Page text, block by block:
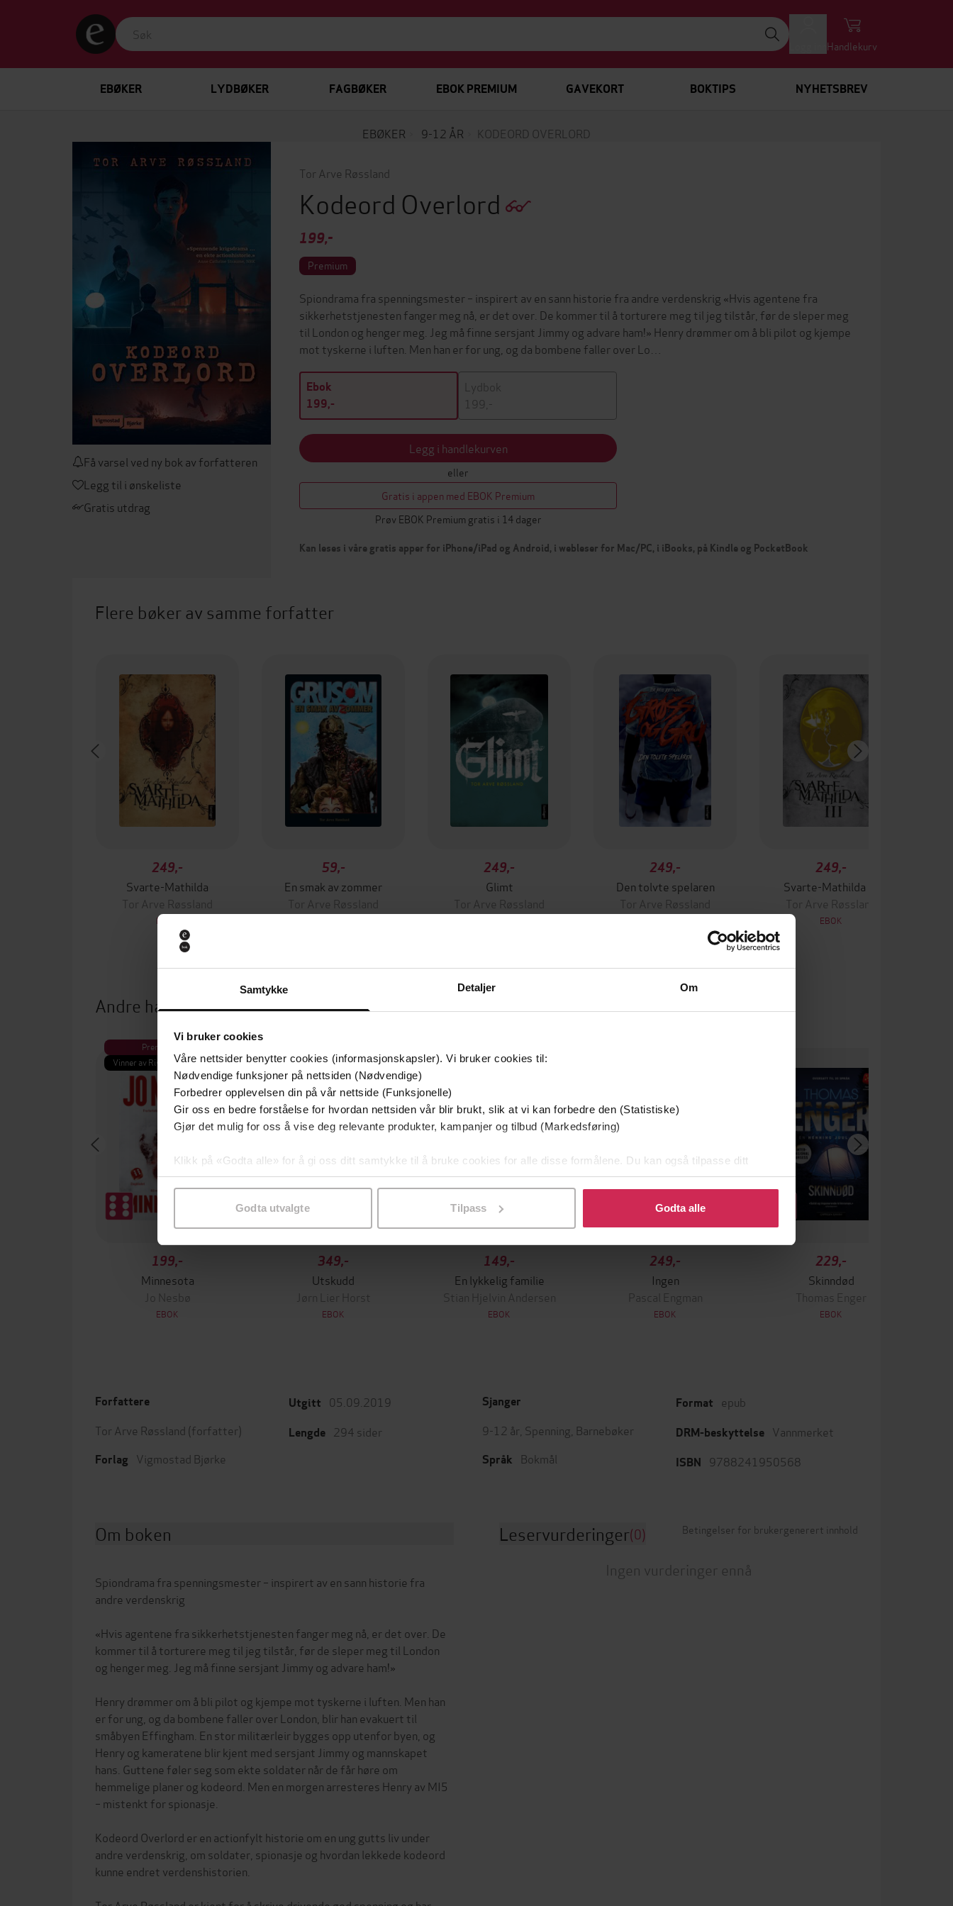
Samtykke Detaljer Om
Vi bruker cookies
Våre nettsider benytter cookies (informasjonskapsler). Vi bruker cookies til:
Nødvendige funksjoner på nettsiden (Nødvendige)
Forbedrer opplevelsen din på vår nettside (Funksjonelle)
Gir oss en bedre forståelse for hvordan nettsiden vår blir brukt, slik at vi kan forbedre den (Statistiske)
Gjør det mulig for oss å vise deg relevante produkter, kampanjer og tilbud (Markedsføring)
Klikk på «Godta alle» for å gi oss ditt samtykke til å bruke cookies for alle disse formålene. Du kan også tilpasse ditt
samtykke til spesifikke formål ved å klikke på «Tilpass». Du kan når som helst trekke tilbake eller endre ditt samtykke.
Godta utvalgte Tilpass Godta alle
Handlekurv
EBØKER LYDBØKER FAGBØKER EBOK PREMIUM GAVEKORT BOKTIPS NYHETSBREV
EBØKER 9-12 ÅR KODEORD OVERLORD
Få varsel ved ny bok av forfatteren
Legg til i ønskeliste
Gratis utdrag
Tor Arve Røssland
Kodeord Overlord
199,-
Premium
Spiondrama fra spenningsmester – inspirert av en sann historie fra andre verdenskrig «Hvis agentene fra
sikkerhetstjenesten fanger meg nå, er det over. De kommer til å torturere meg til jeg tilstår, før de sleper meg
til London og henger meg. Jeg må finne sersjant Jimmy og advare ham!» Henry drømmer om å bli pilot og kjempe
mot tyskerne i luften. Men han er for ung, og da bombene faller over Lo…
Ebok
199,-
Lydbok
199,-
Legg i handlekurven
eller
Gratis i appen med EBOK Premium
Prøv EBOK Premium gratis i 14 dager
Kan leses i våre gratis apper for iPhone/iPad og Android, i webleser for Mac/PC, i iBooks, på Kindle og PocketBook
Flere bøker av samme forfatter
249,-
Svarte-Mathilda
Tor Arve Røssland
EBOK
59,-
En smak av zommer
Tor Arve Røssland
249,-
Glimt
Tor Arve Røssland
249,-
Den tolvte spelaren
Tor Arve Røssland
249,-
Svarte-Mathilda III
Tor Arve Røssland
EBOK
Andre har også kjøpt
Premium
Vinner av Rivertonprisen
199,-
Minnesota
Jo Nesbø
EBOK
Første gang på tilbud
349,-
Utskudd
Jørn Lier Horst
EBOK
149,-
En lykkelig familie
Stian Hjelvin Andersen
EBOK
249,-
Ingen
Pascal Engman
EBOK
229,-
Skinndød
Thomas Enger
EBOK
Forfattere
Tor Arve Røssland (forfatter)
Forlag Vigmostad Bjørke
Utgitt 05.09.2019
Lengde 294 sider
Sjanger
9-12 år Spenning Barnebøker
Språk Bokmål
Format epub
DRM-beskyttelse Vannmerket
ISBN 9788241950568
Om boken
Spiondrama fra spenningsmester – inspirert av en sann historie fra
andre verdenskrig
«Hvis agentene fra sikkerhetstjenesten fanger meg nå, er det over. De
kommer til å torturere meg til jeg tilstår, før de sleper meg til London
og henger meg. Jeg må finne sersjant Jimmy og advare ham!»
Henry drømmer om å bli pilot og kjempe mot tyskerne i luften. Men han
er for ung, og da bombene faller over London, blir han evakuert til
småbyen Effingham. En stor militærleir bygges opp utenfor byen, og
Henry og kameratene blir kjent med sersjant Jimmy og mannskapet
hans. Guttene føler seg som ekte soldater når de får høre om
hemmelige planer og kodeord. Men en morgen arresteres Henry av MI5
– mistenkt for spionasje.
Kodeord Overlord er en actionfylt historie om en ung gutts liv under
andre verdenskrig, om soldater, spionasje og hvordan lekkede kodeord
kunne endret verdenshistorien.
Leservurderinger(0) Betingelser for brukergenerert innhold
Ingen vurderinger ennå